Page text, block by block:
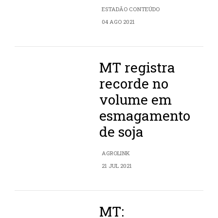
ESTADÃO CONTEÚDO
04 AGO 2021
MT registra
recorde no
volume em
esmagamento
de soja
AGROLINK
21 JUL 2021
MT: